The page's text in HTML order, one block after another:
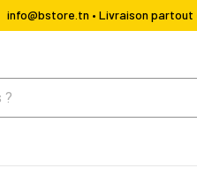
info@bstore.tn • Livraison partout